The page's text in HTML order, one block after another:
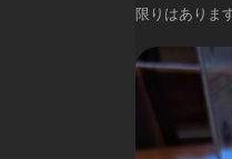
限りはありま